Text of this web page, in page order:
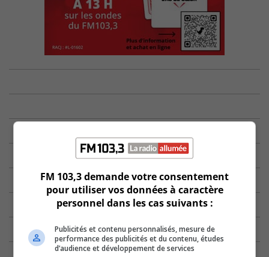
FM 103,3 demande votre consentement
pour utiliser vos données à caractère
personnel dans les cas suivants :
Publicités et contenu personnalisés, mesure de
performance des publicités et du contenu, études
d’audience et développement de services